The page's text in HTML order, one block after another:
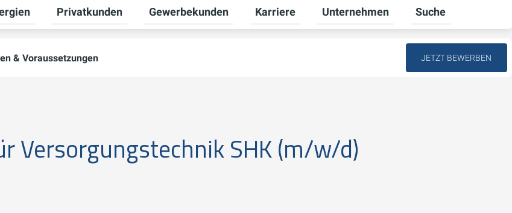
Untermenü für Erneuerbare Energien umschalten
Privatkunden
Untermenü für Privatkunden umschalten
Gewerbekunden
Untermenü für Gewerbekunden umschalten
Karriere
Untermenü für Karriere umschalten
Unternehmen
Untermenü für
Suche
& Voraussetzungen JETZT BEWERBEN
Versorgungstechnik SHK (m/w/d)